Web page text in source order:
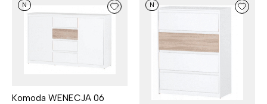
N
Komoda WENECJA 06
N